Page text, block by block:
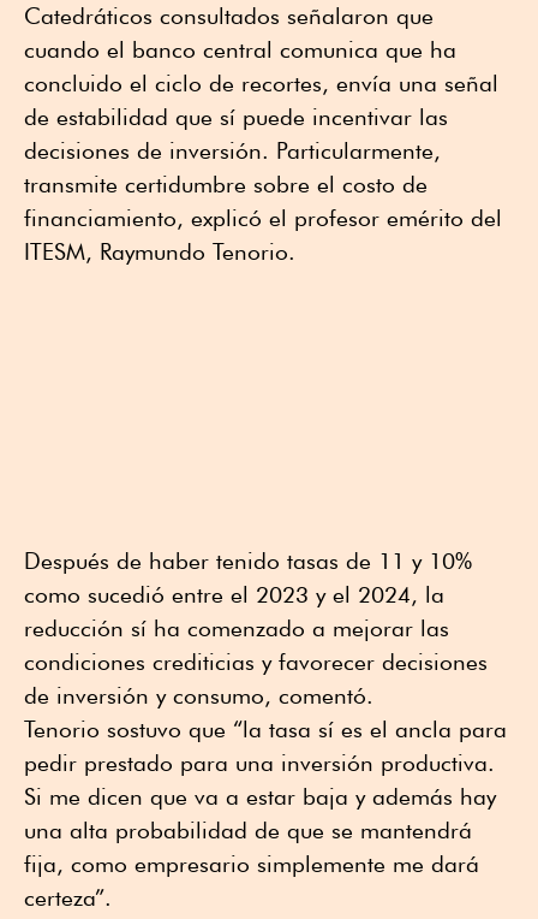
Catedráticos consultados señalaron que
cuando el banco central comunica que ha
concluido el ciclo de recortes, envía una señal
de estabilidad que sí puede incentivar las
decisiones de inversión. Particularmente,
transmite certidumbre sobre el costo de
financiamiento, explicó el profesor emérito del
ITESM, Raymundo Tenorio.
Después de haber tenido tasas de 11 y 10%
como sucedió entre el 2023 y el 2024, la
reducción sí ha comenzado a mejorar las
condiciones crediticias y favorecer decisiones
de inversión y consumo, comentó.
Tenorio sostuvo que “la tasa sí es el ancla para
pedir prestado para una inversión productiva.
Si me dicen que va a estar baja y además hay
una alta probabilidad de que se mantendrá
fija, como empresario simplemente me dará
certeza”.